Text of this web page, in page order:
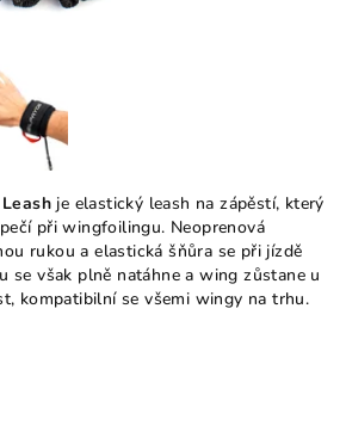
je elastický leash na zápěstí, který
při wingfoilingu. Neoprenová
rukou a elastická šňůra se při jízdě
se však plně natáhne a wing zůstane u
kompatibilní se všemi wingy na trhu.